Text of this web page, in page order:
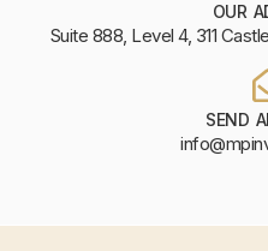
OUR
Suite 888, Level 4, 311
SEND